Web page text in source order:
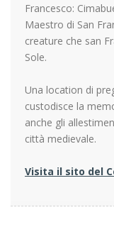
Francesco:
Maestro di San
creature che san
Sole.
Una location di
custodisce la
anche gli
città medievale.
Visita il sito del